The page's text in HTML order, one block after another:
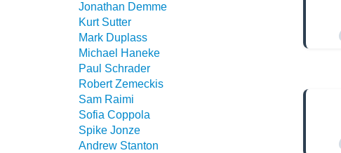
Jonathan Demme
Kurt Sutter
Mark Duplass
Michael Haneke
Paul Schrader
Robert Zemeckis
Sam Raimi
Sofia Coppola
Spike Jonze
Andrew Stanton